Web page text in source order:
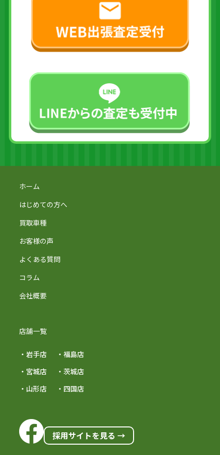
ホーム
はじめての方へ
買取車種
お客様の声
よくある質問
コラム
会社概要
店舗一覧
・岩手店
・宮城店
・山形店
・福島店
・茨城店
・四国店
採用サイトを見る →